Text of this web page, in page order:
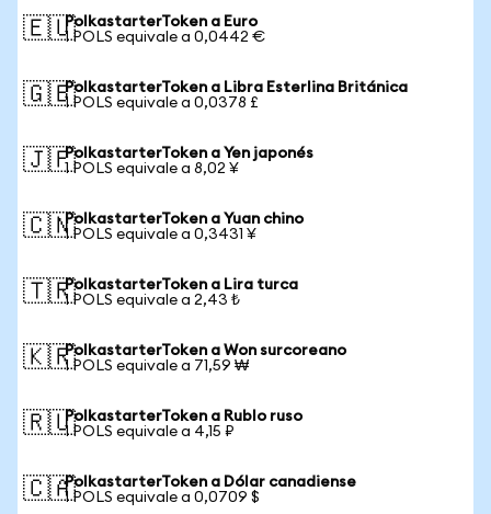
🇪🇺PolkastarterToken a Euro
1 POLS equivale a 0,0442 €
🇬🇧PolkastarterToken a Libra Esterlina Británica
1 POLS equivale a 0,0378 £
🇯🇵PolkastarterToken a Yen japonés
1 POLS equivale a 8,02 ¥
🇨🇳PolkastarterToken a Yuan chino
1 POLS equivale a 0,3431 ¥
🇹🇷PolkastarterToken a Lira turca
1 POLS equivale a 2,43 ₺
🇰🇷PolkastarterToken a Won surcoreano
1 POLS equivale a 71,59 ₩
🇷🇺PolkastarterToken a Rublo ruso
1 POLS equivale a 4,15 ₽
🇨🇦PolkastarterToken a Dólar canadiense
1 POLS equivale a 0,0709 $